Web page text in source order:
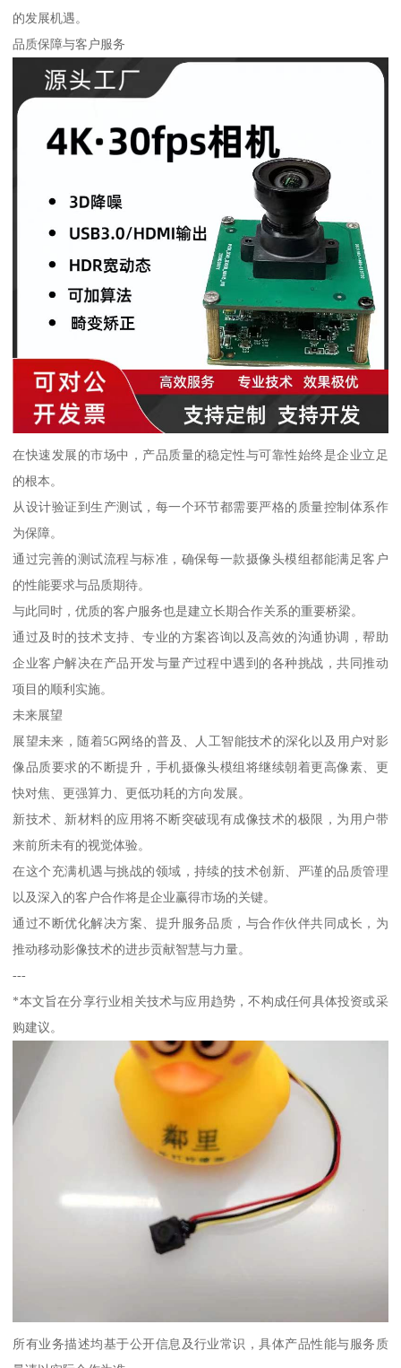
的发展机遇。
品质保障与客户服务
在快速发展的市场中，产品质量的稳定性与可靠性始终是企业立足
的根本。
从设计验证到生产测试，每一个环节都需要严格的质量控制体系作
为保障。
通过完善的测试流程与标准，确保每一款摄像头模组都能满足客户
的性能要求与品质期待。
与此同时，优质的客户服务也是建立长期合作关系的重要桥梁。
通过及时的技术支持、专业的方案咨询以及高效的沟通协调，帮助
企业客户解决在产品开发与量产过程中遇到的各种挑战，共同推动
项目的顺利实施。
未来展望
展望未来，随着5G网络的普及、人工智能技术的深化以及用户对影
像品质要求的不断提升，手机摄像头模组将继续朝着更高像素、更
快对焦、更强算力、更低功耗的方向发展。
新技术、新材料的应用将不断突破现有成像技术的极限，为用户带
来前所未有的视觉体验。
在这个充满机遇与挑战的领域，持续的技术创新、严谨的品质管理
以及深入的客户合作将是企业赢得市场的关键。
通过不断优化解决方案、提升服务品质，与合作伙伴共同成长，为
推动移动影像技术的进步贡献智慧与力量。
---
*本文旨在分享行业相关技术与应用趋势，不构成任何具体投资或采
购建议。
所有业务描述均基于公开信息及行业常识，具体产品性能与服务质